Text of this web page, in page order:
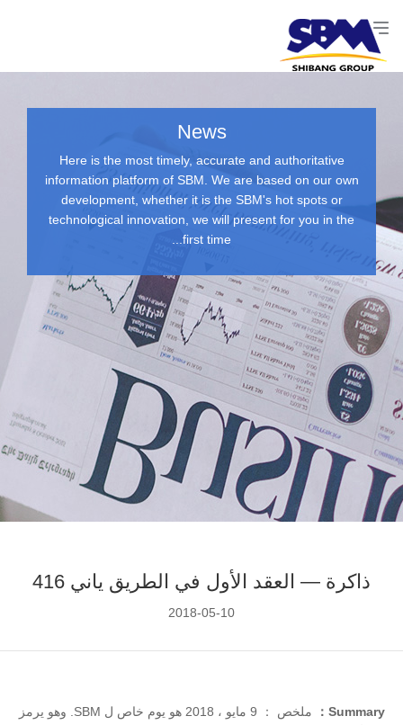
News
Here is the most timely, accurate and authoritative
information platform of SBM. We are based on our own
development, whether it is the SBM's hot spots or
technological innovation, we will present for you in the
first time...
ذاكرة — العقد الأول في الطريق ياني 416
2018-05-10
Summary：
ملخص ： 9 مايو ، 2018 هو يوم خاص ل SBM. وهو يرمز